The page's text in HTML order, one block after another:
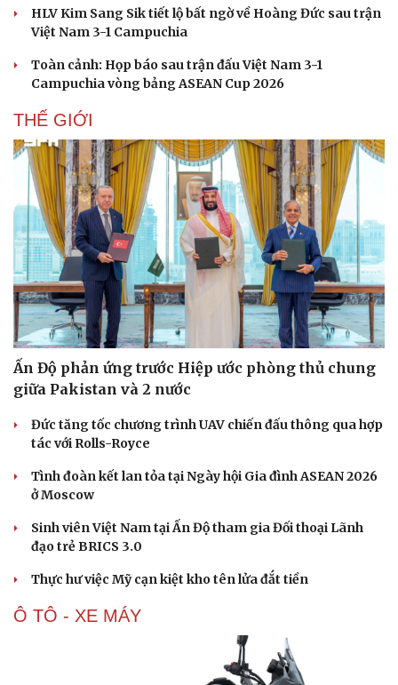
HLV Kim Sang Sik tiết lộ bất ngờ về Hoàng Đức sau trận
Việt Nam 3-1 Campuchia
Toàn cảnh: Họp báo sau trận đấu Việt Nam 3-1
Campuchia vòng bảng ASEAN Cup 2026
THẾ GIỚI
Ấn Độ phản ứng trước Hiệp ước phòng thủ chung
giữa Pakistan và 2 nước
Đức tăng tốc chương trình UAV chiến đấu thông qua hợp
tác với Rolls-Royce
Tình đoàn kết lan tỏa tại Ngày hội Gia đình ASEAN 2026
ở Moscow
Sinh viên Việt Nam tại Ấn Độ tham gia Đối thoại Lãnh
đạo trẻ BRICS 3.0
Thực hư việc Mỹ cạn kiệt kho tên lửa đắt tiền
Ô TÔ - XE MÁY